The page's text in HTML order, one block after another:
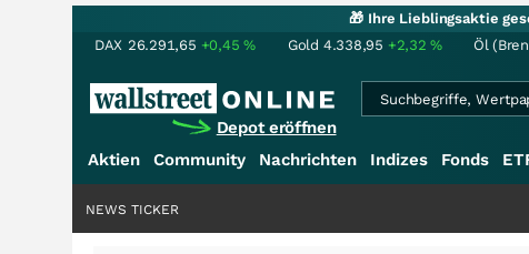
🎁 Ihre Lieblingsaktie
DAX 26.291,65 +0,45% Gold 4.338,95 +2,32% Öl
Depot eröffnen
Aktien Community Nachrichten Indizes Fonds
NEWS TICKER